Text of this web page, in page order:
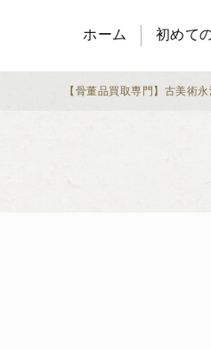
ホーム 初めて
【骨董品買取専門】古美術